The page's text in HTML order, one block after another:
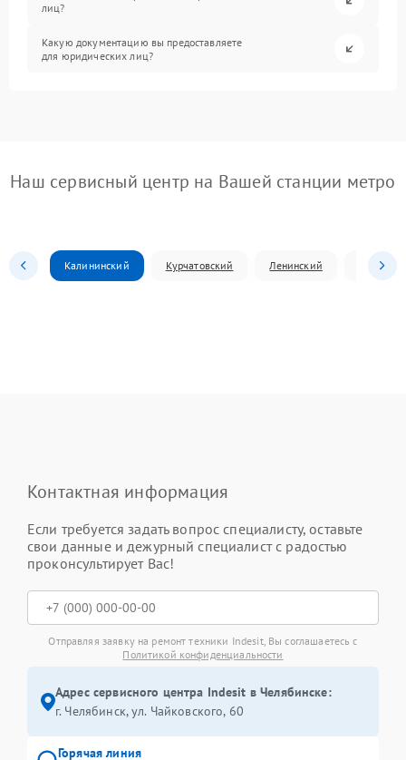
лиц?
Какую документацию вы предоставляете
для юридических лиц?
Наш сервисный центр на Вашей станции метро
Калининский Курчатовский Ленинский
Контактная информация
Если требуется задать вопрос специалисту, оставьте
свои данные и дежурный специалист с радостью
проконсультирует Вас!
Отправляя заявку на ремонт техники Indesit, Вы соглашаетесь с
Политикой конфиденциальности
Адрес сервисного центра Indesit в Челябинске:
г. Челябинск, ул. Чайковского, 60
Горячая линия